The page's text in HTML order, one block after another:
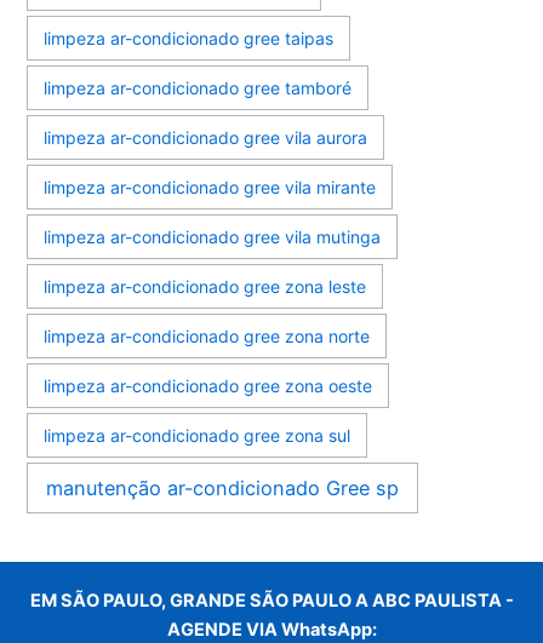
limpeza ar-condicionado gree taipas
limpeza ar-condicionado gree tamboré
limpeza ar-condicionado gree vila aurora
limpeza ar-condicionado gree vila mirante
limpeza ar-condicionado gree vila mutinga
limpeza ar-condicionado gree zona leste
limpeza ar-condicionado gree zona norte
limpeza ar-condicionado gree zona oeste
limpeza ar-condicionado gree zona sul
manutenção ar-condicionado Gree sp
EM SÃO PAULO, GRANDE SÃO PAULO A ABC PAULISTA -
AGENDE VIA WhatsApp: